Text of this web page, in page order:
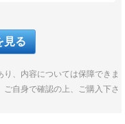
見る
、内容については保障できま
自身で確認の上、ご購入下さ